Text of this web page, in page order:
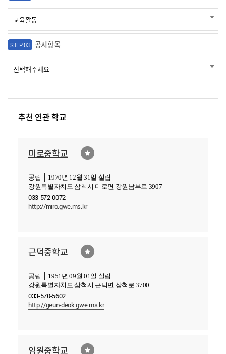
STEP 03 공시항목
추천 연관 학교
미로중학교
공립 │ 1970년 12월 31일 설립
강원특별자치도 삼척시 미로면 강원남부로 3907
033-572-0072
http://miro.gwe.ms.kr
근덕중학교
공립 │ 1951년 09월 01일 설립
강원특별자치도 삼척시 근덕면 삼척로 3700
033-570-5602
http://geun-deok.gwe.ms.kr
임원중학교